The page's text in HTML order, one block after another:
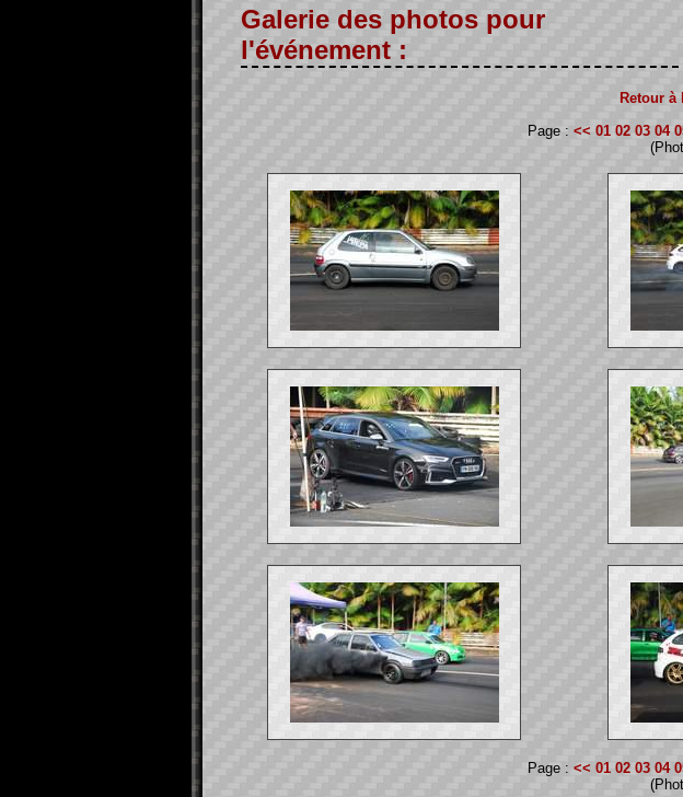
Galerie des photos pour
l'événement :
Retour à
Page : << 01 02 03 04
Page : << 01 02 03 04